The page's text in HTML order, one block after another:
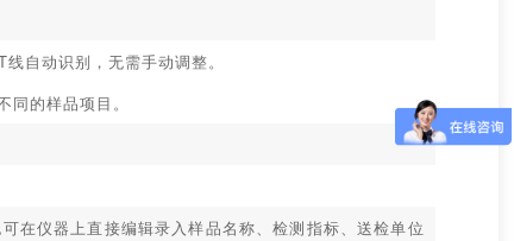
自动识别，无需手动调整。
的样品项目。
在仪器上直接编辑录入样品名称、检测指标、送检单位